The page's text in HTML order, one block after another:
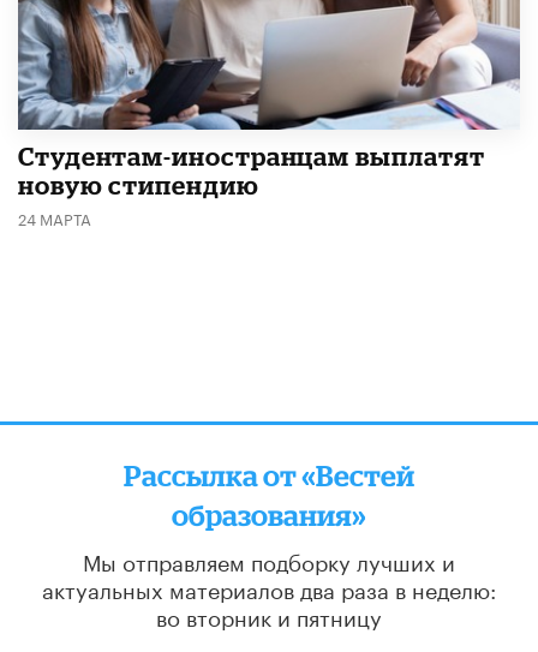
Студентам-иностранцам выплатят
новую стипендию
24 МАРТА
Рассылка от «Вестей
образования»
Мы отправляем подборку лучших и
актуальных материалов два раза в неделю:
во вторник и пятницу